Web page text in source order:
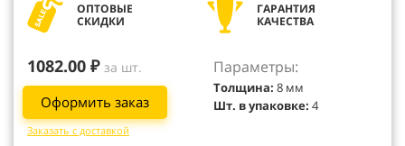
ОПТОВЫЕ
СКИДКИ
ГАРАНТИЯ
КАЧЕСТВА
1082.00 ₽ за шт.
Оформить заказ
Заказать с доставкой
Параметры:
Толщина: 8 мм
Шт. в упаковке: 4